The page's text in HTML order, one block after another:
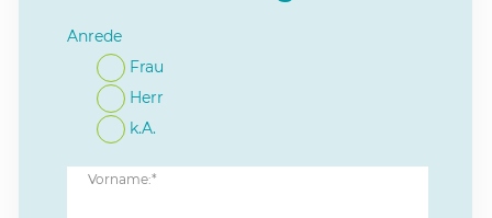
Anrede
Frau
Herr
k.A.
Vorname:*